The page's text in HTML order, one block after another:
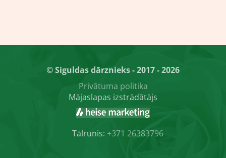
© Siguldas dārznieks - 2017 - 2026
Privātuma politika
Mājaslapas izstrādātājs
Tālrunis: +371 26383796